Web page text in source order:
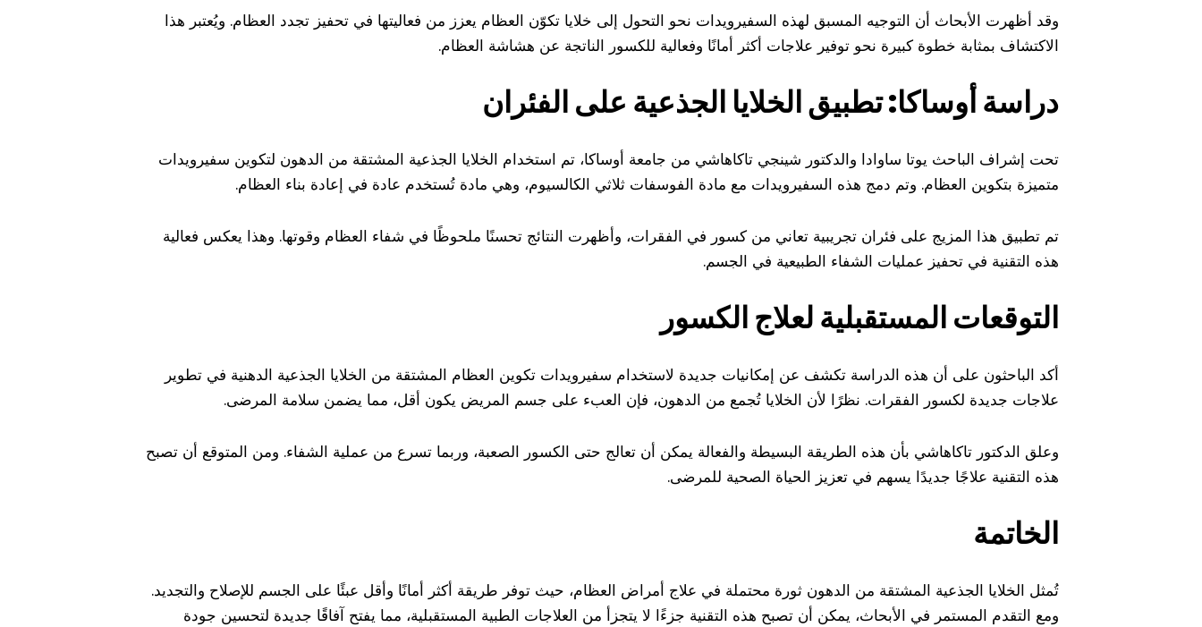
وقد أظهرت الأبحاث أن التوجيه المسبق لهذه السفيرويدات نحو التحول إلى خلايا تكوّن العظام يعزز من فعاليتها في تحفيز تجدد العظام. ويُعتبر هذا
الاكتشاف بمثابة خطوة كبيرة نحو توفير علاجات أكثر أمانًا وفعالية للكسور الناتجة عن هشاشة العظام.
دراسة أوساكا: تطبيق الخلايا الجذعية على الفئران
تحت إشراف الباحث يوتا ساوادا والدكتور شينجي تاكاهاشي من جامعة أوساكا، تم استخدام الخلايا الجذعية المشتقة من الدهون لتكوين سفيرويدات
متميزة بتكوين العظام. وتم دمج هذه السفيرويدات مع مادة الفوسفات ثلاثي الكالسيوم، وهي مادة تُستخدم عادة في إعادة بناء العظام.
تم تطبيق هذا المزيج على فئران تجريبية تعاني من كسور في الفقرات، وأظهرت النتائج تحسنًا ملحوظًا في شفاء العظام وقوتها. وهذا يعكس فعالية
هذه التقنية في تحفيز عمليات الشفاء الطبيعية في الجسم.
التوقعات المستقبلية لعلاج الكسور
أكد الباحثون على أن هذه الدراسة تكشف عن إمكانيات جديدة لاستخدام سفيرويدات تكوين العظام المشتقة من الخلايا الجذعية الدهنية في تطوير
علاجات جديدة لكسور الفقرات. نظرًا لأن الخلايا تُجمع من الدهون، فإن العبء على جسم المريض يكون أقل، مما يضمن سلامة المرضى.
وعلق الدكتور تاكاهاشي بأن هذه الطريقة البسيطة والفعالة يمكن أن تعالج حتى الكسور الصعبة، وربما تسرع من عملية الشفاء. ومن المتوقع أن تصبح
هذه التقنية علاجًا جديدًا يسهم في تعزيز الحياة الصحية للمرضى.
الخاتمة
تُمثل الخلايا الجذعية المشتقة من الدهون ثورة محتملة في علاج أمراض العظام، حيث توفر طريقة أكثر أمانًا وأقل عبئًا على الجسم للإصلاح والتجديد.
ومع التقدم المستمر في الأبحاث، يمكن أن تصبح هذه التقنية جزءًا لا يتجزأ من العلاجات الطبية المستقبلية، مما يفتح آفاقًا جديدة لتحسين جودة